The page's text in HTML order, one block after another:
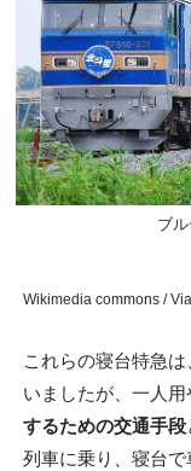
ブ
Wikimedia commons / Via
これらの寝台特急
いましたが、一人用
するための交通手段
列車に乗り、寝台